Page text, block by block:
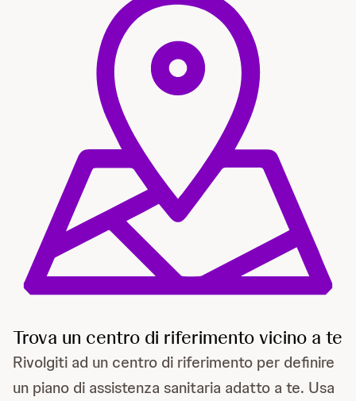
Trova un centro di riferimento vicino a te
Rivolgiti ad un centro di riferimento per definire
un piano di assistenza sanitaria adatto a te. Usa